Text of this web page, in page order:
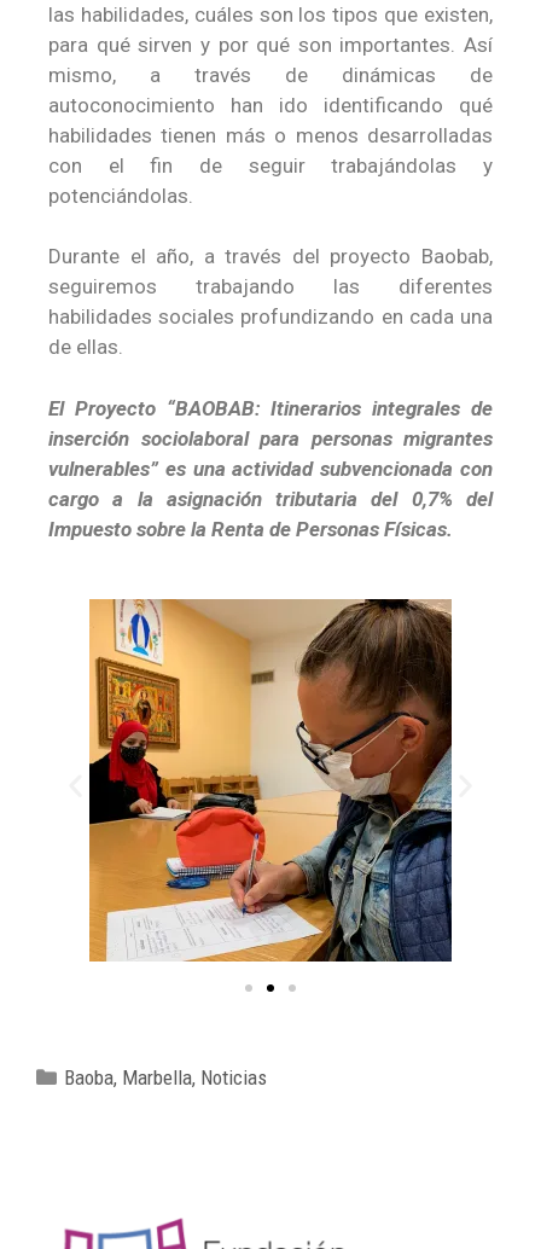
las habilidades, cuáles son los tipos que existen,
para qué sirven y por qué son importantes. Así
mismo, a través de dinámicas de
autoconocimiento han ido identificando qué
habilidades tienen más o menos desarrolladas
con el fin de seguir trabajándolas y
potenciándolas.
Durante el año, a través del proyecto Baobab,
seguiremos trabajando las diferentes
habilidades sociales profundizando en cada una
de ellas.
El Proyecto “BAOBAB: Itinerarios integrales de
inserción sociolaboral para personas migrantes
vulnerables” es una actividad subvencionada con
cargo a la asignación tributaria del 0,7% del
Impuesto sobre la Renta de Personas Físicas.
Baoba, Marbella, Noticias